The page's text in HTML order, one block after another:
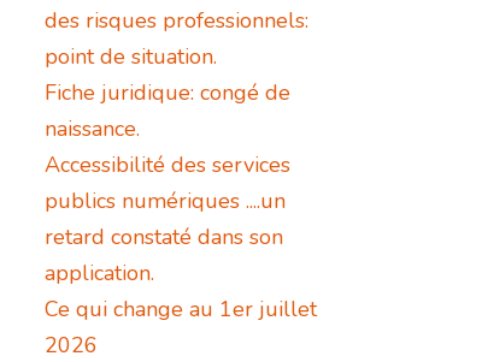
des risques professionnels:
point de situation.
Fiche juridique: congé de
naissance.
Accessibilité des services
publics numériques ....un
retard constaté dans son
application.
Ce qui change au 1er juillet
2026